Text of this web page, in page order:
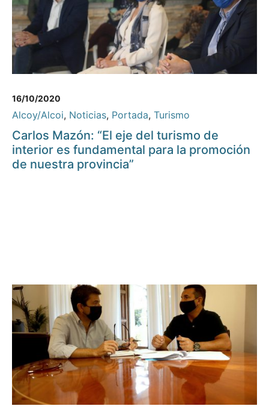
16/10/2020
Alcoy/Alcoi, Noticias, Portada, Turismo
Carlos Mazón: “El eje del turismo de
interior es fundamental para la promoción
de nuestra provincia”